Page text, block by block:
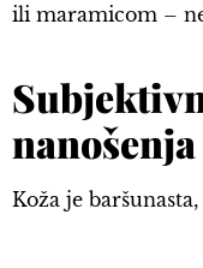
ili maramicom –
nanošenja
Koža je